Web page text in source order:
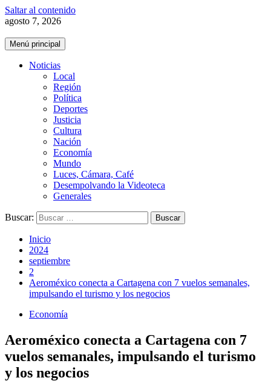
Saltar al contenido
agosto 7, 2026
Menú principal
Noticias
Local
Región
Política
Deportes
Justicia
Cultura
Nación
Economía
Mundo
Luces, Cámara, Café
Desempolvando la Videoteca
Generales
Buscar:
Inicio
2024
septiembre
2
Aeroméxico conecta a Cartagena con 7 vuelos semanales,
impulsando el turismo y los negocios
Economía
Aeroméxico conecta a Cartagena con 7
vuelos semanales, impulsando el turismo
y los negocios